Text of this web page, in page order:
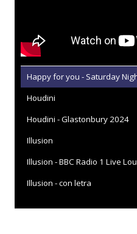
Happy for you - Saturday
Houdini
Houdini - Glastonbury 2024
Illusion
Illusion - BBC Radio 1 Live
Illusion - con letra